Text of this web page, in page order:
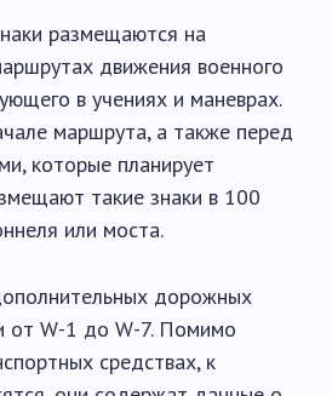
размещаются на
движения военного
в учениях и маневрах.
маршрута, а также перед
которые планирует
такие знаки в 100
или моста.
дорожных
от W-1 до W-7. Помимо
средствах, к